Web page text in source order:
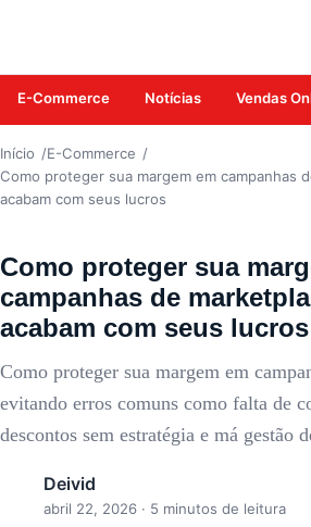
E-Commerce Notícias Vendas
Início
E-Commerce
Como proteger sua margem em campanhas
acabam com seus lucros
Como proteger sua
campanhas de
acabam com seus lucros
Como proteger sua margem em
evitando erros comuns como falta de
descontos sem estratégia e má gestão
Deivid
abril 22, 2026 · 5 minutos de leitura